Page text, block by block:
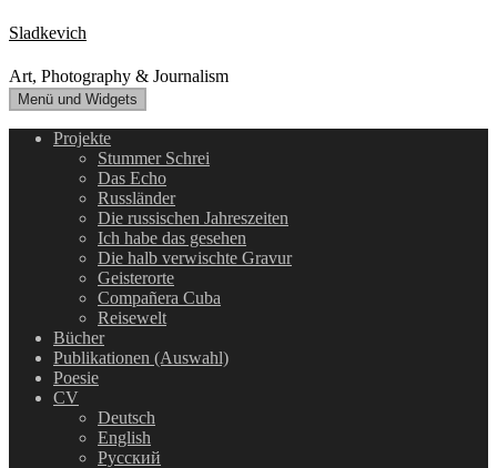
Zum
Inhalt
springen
Sladkevich
Art, Photography & Journalism
Menü und Widgets
Projekte
Stummer Schrei
Das Echo
Russländer
Die russischen Jahreszeiten
Ich habe das gesehen
Die halb verwischte Gravur
Geisterorte
Compañera Cuba
Reisewelt
Bücher
Publikationen (Auswahl)
Poesie
CV
Deutsch
English
Русский